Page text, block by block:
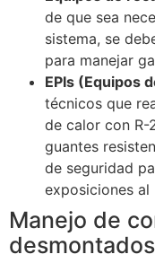
de que sea
sistema, se
para manejar
EPIs (Equipos
técnicos que
de calor con R-
guantes
de seguridad
exposiciones al
Manejo de
desmontados